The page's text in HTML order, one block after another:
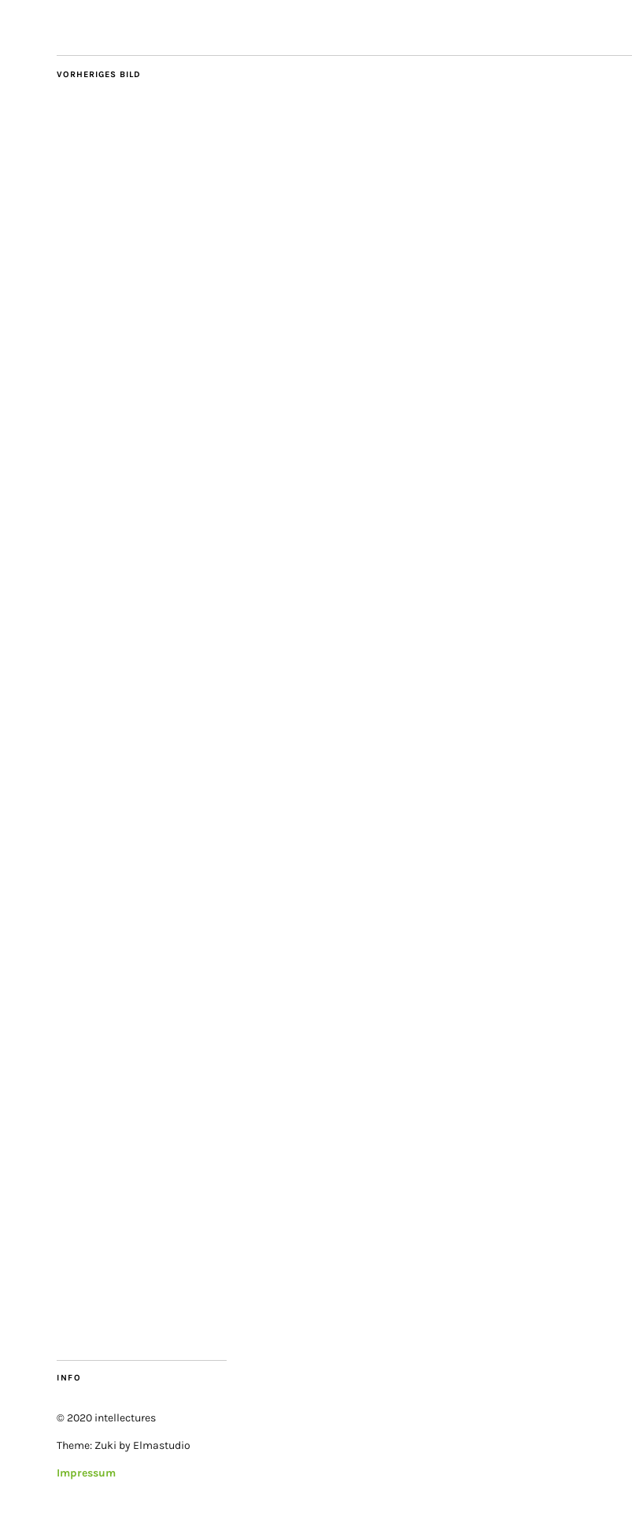
VORHERIGES BILD
INFO
© 2020 intellectures
Theme: Zuki by Elmastudio
Impressum